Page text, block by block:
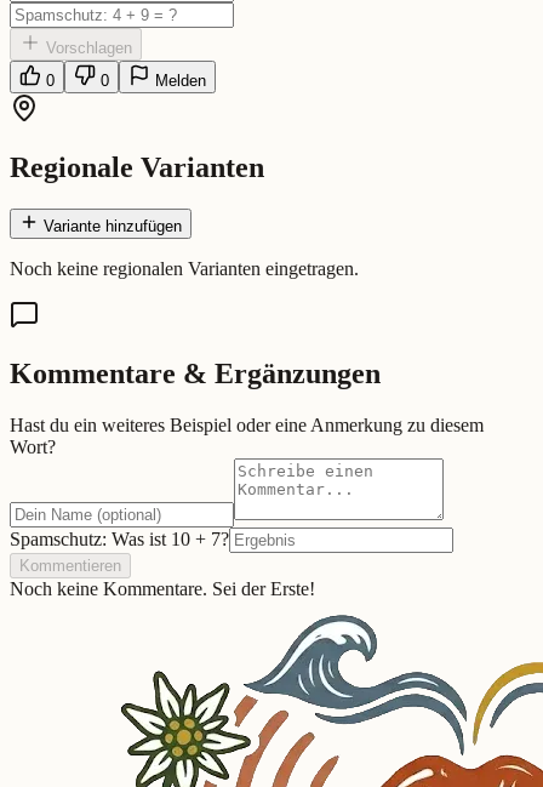
Vorschlagen
0
0 Melden
Regionale Varianten
Variante hinzufügen
Noch keine regionalen Varianten eingetragen.
Kommentare & Ergänzungen
Hast du ein weiteres Beispiel oder eine Anmerkung zu diesem
Wort?
Spamschutz: Was ist 10 + 7?
Kommentieren
Noch keine Kommentare. Sei der Erste!